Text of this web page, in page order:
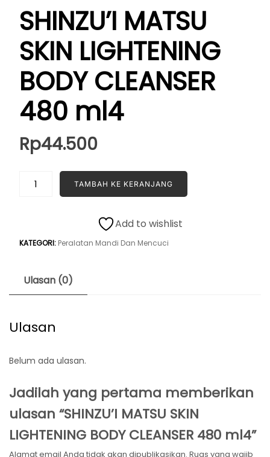
SHINZU’I MATSU
SKIN LIGHTENING
BODY CLEANSER
480 ml4
Rp44.500
Kuantitas
SHINZU'I
BODY
480
ml4
TAMBAH KE KERANJANG
Add to wishlist
KATEGORI: Peralatan Mandi Dan Mencuci
Ulasan (0)
Ulasan
Belum ada ulasan.
Jadilah yang pertama memberikan
ulasan “SHINZU’I MATSU SKIN
LIGHTENING BODY CLEANSER 480 ml4”
Alamat email Anda tidak akan dipublikasikan. Ruas yang wajib